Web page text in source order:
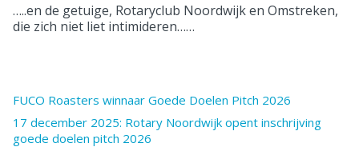
…..en de getuige, Rotaryclub Noordwijk en Omstreken,
die zich niet liet intimideren……
FUCO Roasters winnaar Goede Doelen Pitch 2026
17 december 2025: Rotary Noordwijk opent inschrijving
goede doelen pitch 2026